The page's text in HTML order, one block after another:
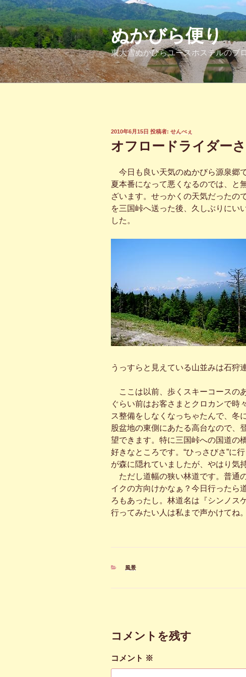
コ
ン
テ
ン
ツ
へ
ス
ぬかびら便り
東大雪ぬかびらユースホステルのブ
投
日:
2010年6月15日 投稿者: せんべぇ
オフロードライダー
今日も良い天気のぬかびら源泉郷
夏本番になって悪くなるのでは、と
ざいます。せっかくの天気だったの
を三国峠へ送った後、久しぶりにい
した。
うっすらと見えている山並みは石狩
ここは以前、歩くスキーコースの
ぐらい前はお客さまとクロカンで時
ス整備をしなくなっちゃたんで、冬
股盆地の東側にあたる高台なので、
望できます。特に三国峠への国道の
好きなところです。“ひっさびさ”に
が森に隠れていましたが、やはり気
ただし道幅の狭い林道です。普通
イクの方向けかなぁ？今日行ったら
ろもあったし。林道名は『シンノス
行ってみたい人は私まで声かけてね
カ
風景
コメントを残す
コメント ※